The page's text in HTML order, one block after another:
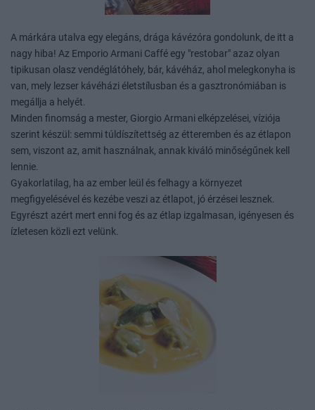
A márkára utalva egy elegáns, drága kávézóra gondolunk, de itt a
nagy hiba! Az Emporio Armani Caffé egy "restobar" azaz olyan
tipikusan olasz vendéglátóhely, bár, kávéház, ahol melegkonyha is
van, mely lezser kávéházi életstílusban és a gasztronómiában is
megállja a helyét.
Minden finomság a mester, Giorgio Armani elképzelései, víziója
szerint készül: semmi túldíszítettség az étteremben és az étlapon
sem, viszont az, amit használnak, annak kiváló minőségűnek kell
lennie.
Gyakorlatilag, ha az ember leül és felhagy a környezet
megfigyelésével és kezébe veszi az étlapot, jó érzései lesznek.
Egyrészt azért mert enni fog és az étlap izgalmasan, igényesen és
ízletesen közli ezt velünk.